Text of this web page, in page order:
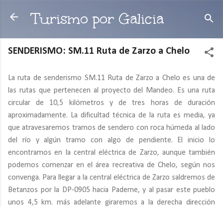
Ir al contenido principal
Turismo por Galicia
SENDERISMO: SM.11 Ruta de Zarzo a Chelo
La ruta de senderismo SM.11 Ruta de Zarzo a Chelo es una de
las rutas que pertenecen al proyecto del Mandeo. Es una ruta
circular de 10,5 kilómetros y de tres horas de duración
aproximadamente. La dificultad técnica de la ruta es media, ya
que atravesaremos tramos de sendero con roca húmeda al lado
del río y algún tramo con algo de pendiente. El inicio lo
encontramos en la central eléctrica de Zarzo, aunque también
podemos comenzar en el área recreativa de Chelo, según nos
convenga. Para llegar a la central eléctrica de Zarzo saldremos de
Betanzos por la DP-0905 hacia Paderne, y al pasar este pueblo
unos 4,5 km. más adelante giraremos a la derecha dirección